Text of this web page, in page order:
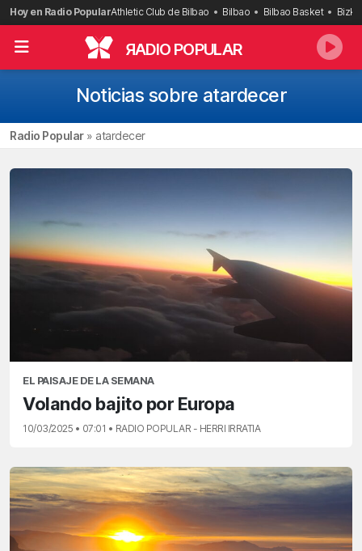
Saltar
al
contenido
Hoy en Radio PopularAthletic Club de Bilbao Bilbao Bilbao Basket
RADIO POPULAR
Noticias sobre atardecer
Radio Popular» atardecer
EL PAISAJE DE LA SEMANA
Volando bajito por Europa
10/03/2025 • 07:01 • RADIO POPULAR - HERRI IRRATIA